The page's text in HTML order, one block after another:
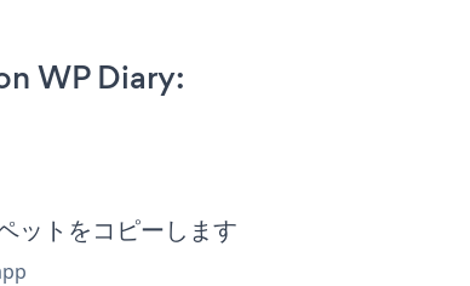
WP Diary:
トをコピーします